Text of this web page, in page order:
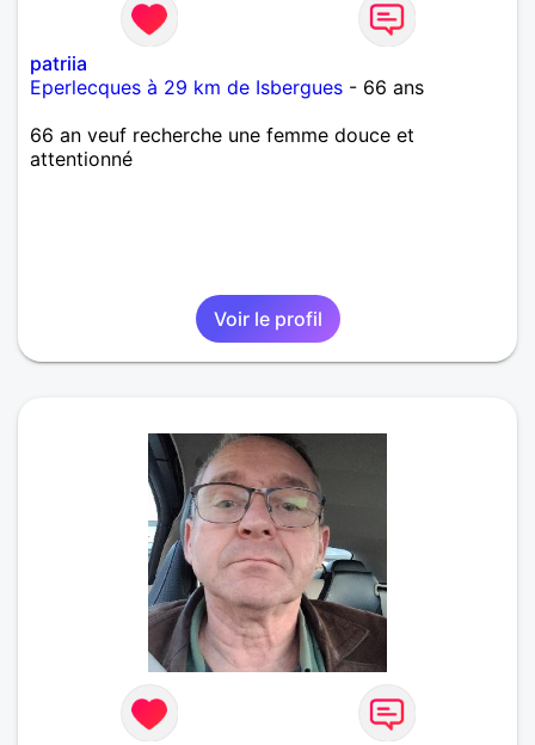
patriia
Eperlecques à 29 km de Isbergues - 66 ans
66 an veuf recherche une femme douce et
attentionné
Voir le profil